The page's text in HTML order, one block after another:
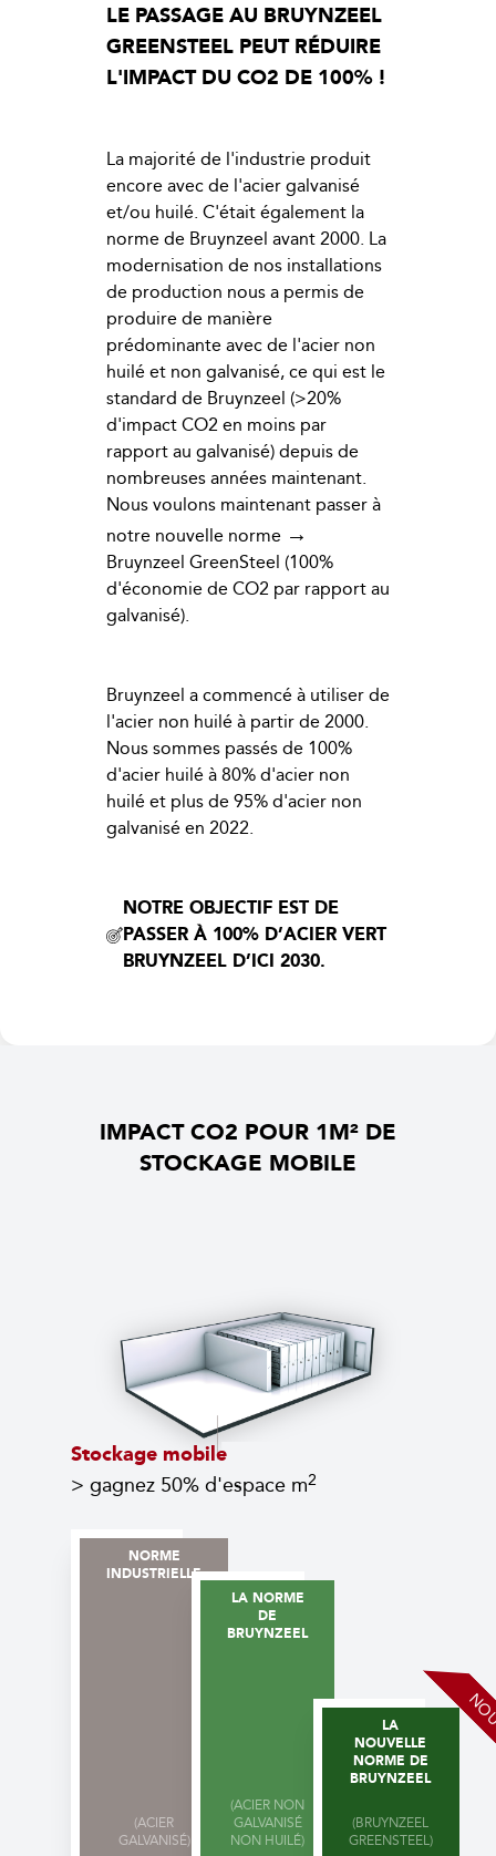
LE PASSAGE AU BRUYNZEEL
GREENSTEEL PEUT RÉDUIRE
L'IMPACT DU CO2 DE 100%!
La majorité de l'industrie produit
encore avec de l'acier galvanisé
et/ou huilé. C'était également la
norme de Bruynzeel avant 2000. La
modernisation de nos installations
de production nous a permis de
produire de manière
prédominante avec de l'acier non
huilé et non galvanisé, ce qui est le
standard de Bruynzeel (>20%
d'impact CO2 en moins par
rapport au galvanisé) depuis de
nombreuses années maintenant.
Nous voulons maintenant passer à
notre nouvelle norme →
Bruynzeel GreenSteel (100%
d'économie de CO2 par rapport au
galvanisé).
Bruynzeel a commencé à utiliser de
l'acier non huilé à partir de 2000.
Nous sommes passés de 100%
d'acier huilé à 80% d'acier non
huilé et plus de 95% d'acier non
galvanisé en 2022.
NOTRE OBJECTIF EST DE
PASSER À 100% D’ACIER VERT
BRUYNZEEL D’ICI 2030.
IMPACT CO2 POUR 1M² DE
STOCKAGE MOBILE
Stockage mobile
> gagnez 50% d'espace m2
NORME
INDUSTRIELLE
(ACIER
GALVANISÉ)
LA NORME
DE
BRUYNZEEL
(ACIER NON
GALVANISÉ
NON HUILÉ)
LA
NOUVELLE
NORME DE
BRUYNZEEL
(BRUYNZEEL
GREENSTEEL)